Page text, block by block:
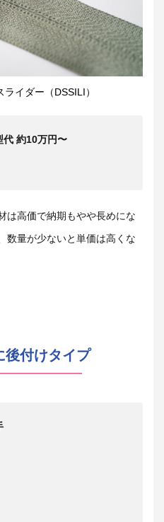
イダー（DSSILI）
代 約10万円〜
は高価で納期もやや長めにな
数量が少ないと単価は高くな
後付けタイプ